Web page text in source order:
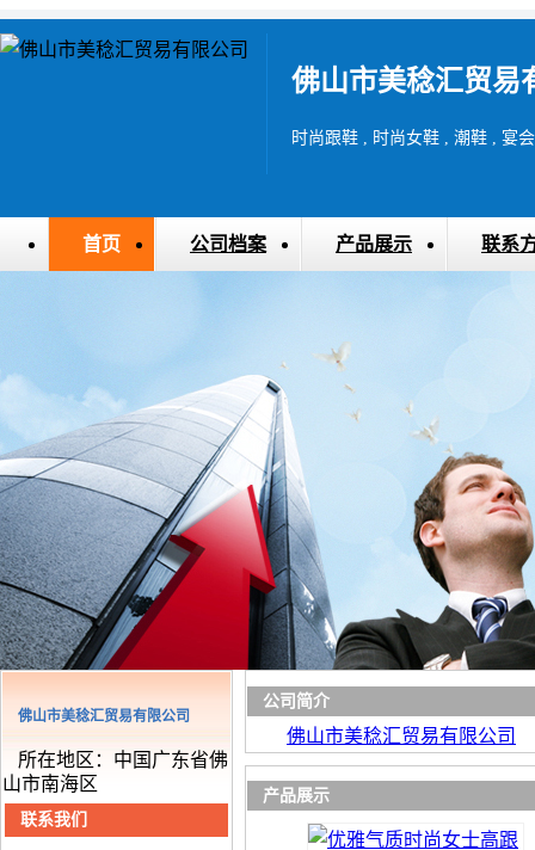
佛山市美稔汇贸易
时尚跟鞋 , 时尚女鞋 , 潮鞋 , 宴
首页 公司档案 产品展示 联系
佛山市美稔汇贸易有限公司
所在地区：中国广东省佛
山市南海区
联系我们
公司简介
佛山市美稔汇贸易有限公司
产品展示